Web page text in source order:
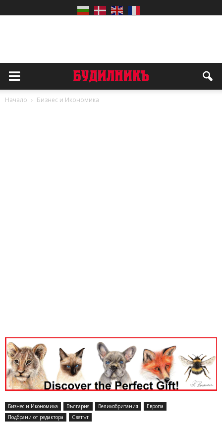
Начало Бизнес и Икономика
Бизнес и Икономика България Великобритания
Европа
Подбрани от редактора
Светът